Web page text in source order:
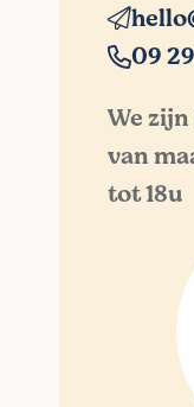
09
We
van
tot 18u